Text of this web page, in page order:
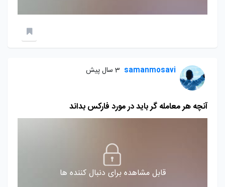
samanmosavi 3 سال پیش
آنچه هر معامله گر باید در مورد فارکس بداند
قابل مشاهده برای دنبال کننده ها